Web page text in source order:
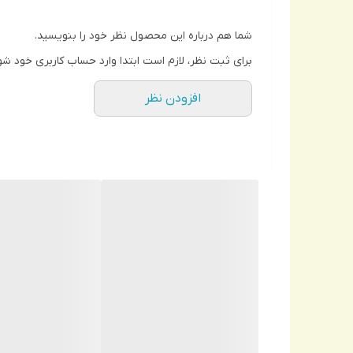
شما هم درباره این محصول نظر خود را بنویسید.
برای ثبت نظر، لازم است ابتدا وارد حساب کاربری خود
افزودن نظر